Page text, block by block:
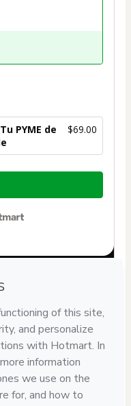
PYME de
$69.00
support team, please
6867
here to learn more
understand that
for the content